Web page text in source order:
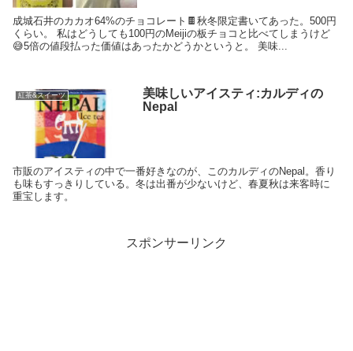
成城石井のカカオ64%のチョコレート🍫秋冬限定書いてあった。500円
くらい。 私はどうしても100円のMeijiの板チョコと比べてしまうけど
😅5倍の値段払った価値はあったかどうかというと。 美味...
紅茶&スイーツ
美味しいアイスティ:カルディの
Nepal
市販のアイスティの中で一番好きなのが、このカルディのNepal。香り
も味もすっきりしている。冬は出番が少ないけど、春夏秋は来客時に
重宝します。
スポンサーリンク